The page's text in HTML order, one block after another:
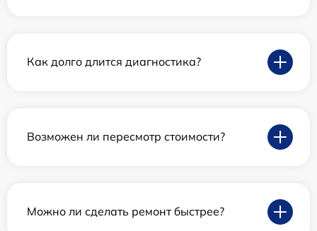
Как долго длится диагностика?
Возможен ли пересмотр стоимости?
Можно ли сделать ремонт быстрее?